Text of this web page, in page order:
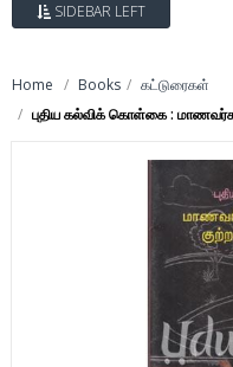
SIDEBAR LEFT
Home Books
கட்டுரைகள்
புதிய கல்விக் கொள்கை :